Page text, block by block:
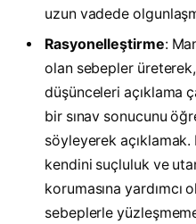
uzun vadede
Rasyonelleştirme:
olan sebepler
düşünceleri açıklama
bir sınav sonucunu
söyleyerek
kendini suçluluk ve
korumasına yardımcı
sebeplerle